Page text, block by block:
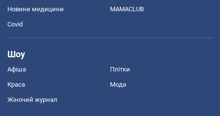
Новини медицини MAMACLUB
Covid
Шоу
Афіша Плітки
Краса Мода
Жіночий журнал